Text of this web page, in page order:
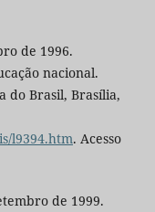
de 1996.
nacional.
do Brasil, Brasília,
l9394.htm. Acesso
de 1999.